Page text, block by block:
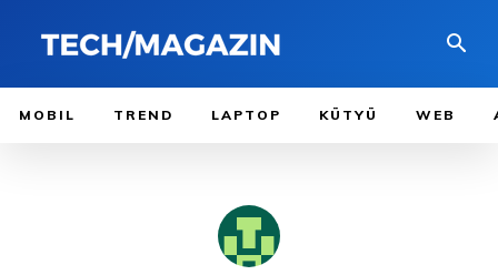
MOBIL TREND LAPTOP KÜTYÜ WEB